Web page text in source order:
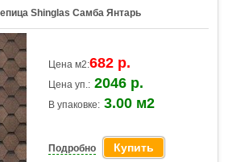
Shinglas Самба Янтарь
Цена м2:682 р.
Цена уп.: 2046 р.
В упаковке: 3.00 м2
Подробно Купить